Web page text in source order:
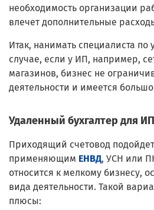
необходимость организации
влечет дополнительные
Итак, нанимать специалиста по
случае, если у ИП, например,
магазинов, бизнес не
деятельности и имеется
Удаленный бухгалтер для ИП
Приходящий счетовод
применяющим ЕНВД, УСН или
относится к мелкому бизнесу,
вида деятельности. Такой
плюсы: